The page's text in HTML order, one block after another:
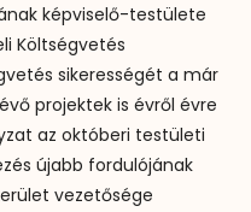
képviselő-testülete
Költségvetés
sikerességét a már
projektek is évről évre
az októberi testületi
újabb fordulójának
vezetősége